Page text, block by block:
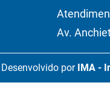
Av.
Desenvolvido por IMA -